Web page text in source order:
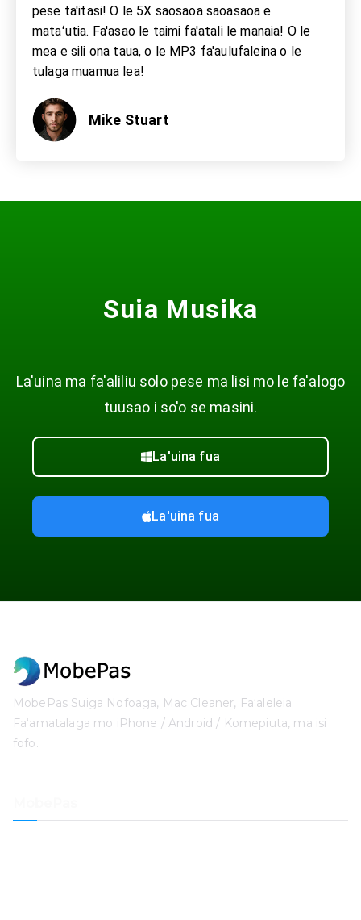
pese ta'itasi! O le 5X saosaoa saoasaoa e
mataʻutia. Fa'asao le taimi fa'atali le manaia! O le
mea e sili ona taua, o le MP3 fa'aulufaleina o le
tulaga muamua lea!
Mike Stuart
Suia Musika
La'uina ma fa'aliliu solo pese ma lisi mo le fa'alogo
tuusao i so'o se masini.
La'uina fua
La'uina fua
MobePas Suiga Nofoaga, Mac Cleaner, Faʻaleleia
Faʻamatalaga mo iPhone / Android / Komepiuta, ma isi
fofo.